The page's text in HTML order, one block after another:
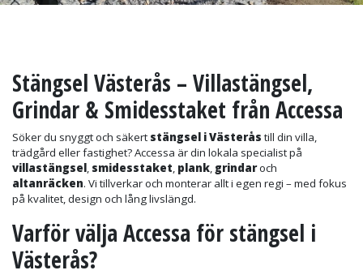
Stängsel Västerås – Villastängsel,
Grindar & Smidesstaket från Accessa
Söker du snyggt och säkert stängsel i Västerås till din villa,
trädgård eller fastighet? Accessa är din lokala specialist på
villastängsel, smidesstaket, plank, grindaroch
altanräcken. Vi tillverkar och monterar allt i egen regi – med fokus
på kvalitet, design och lång livslängd.
Varför välja Accessa för stängsel i
Västerås?